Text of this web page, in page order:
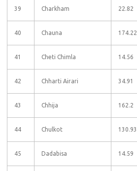
39 Charkham 22.82
40 Chauna 174.22
41 Cheti Chimla 14.56
42 Chharti Airari 34.91
43 Chhija 162.2
44 Chulkot 130.93
45 Dadabisa 14.59